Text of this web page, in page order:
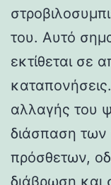
του. Αυτό
εκτίθεται σε
αλλαγής του
διάσπαση των
πρόσθετων,
διάβρωση